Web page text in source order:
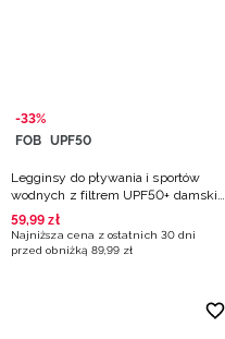
-33%
FOB UPF50
Legginsy do pływania i sportów
wodnych z filtrem UPF50+ damskie
- multikolor
59,99 zł
Najniższa cena z ostatnich 30 dni
przed obniżką 89,99 zł